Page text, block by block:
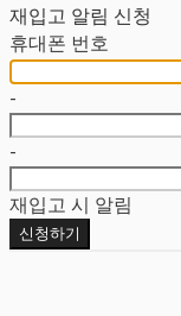
재입고 알림 신청
휴대폰 번호
-
-
재입고 시 알림
신청하기